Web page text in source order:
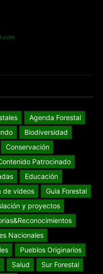
Agenda Forestal
Biodiversidad
Conservación
Patrocinado
Educación
de videos
Guia Forestal
y proyectos
Nacionales
Pueblos Originarios
Salud
Sur Forestal